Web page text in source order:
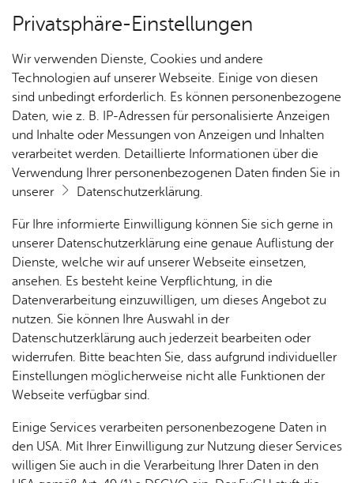
Kartenansicht
Cookie-Hinweis
Zum Laden dieser Karte wird eine Verbindung zu externen
Servern hergestellt. Diese verwenden Cookies und andere
Tracking-Technologien, um die Bedienung zu
personalisieren und zu verbessern. Weitere Informationen
finden Sie in unsererDatenschutzerklärung
Cookies akzeptieren und Karte laden
Privatsphäre-Einstellungen
Wir verwenden Dienste, Cookies und andere
Technologien auf unserer Webseite. Einige von diesen
sind unbedingt erforderlich. Es können personenbezogene
Daten, wie z. B. IP-Adressen für personalisierte Anzeigen
und Inhalte oder Messungen von Anzeigen und Inhalten
verarbeitet werden. Detaillierte Informationen über die
Verwendung Ihrer personenbezogenen Daten finden Sie in
unserer
Datenschutzerklärung.
Für Ihre informierte Einwilligung können Sie sich gerne in
unserer Datenschutzerklärung eine genaue Auflistung der
Dienste, welche wir auf unserer Webseite einsetzen,
ansehen. Es besteht keine Verpflichtung, in die
Datenverarbeitung einzuwilligen, um dieses Angebot zu
nutzen. Sie können Ihre Auswahl in der
Datenschutzerklärung auch jederzeit bearbeiten oder
widerrufen. Bitte beachten Sie, dass aufgrund individueller
Einstellungen möglicherweise nicht alle Funktionen der
Webseite verfügbar sind.
Einige Services verarbeiten personenbezogene Daten in
den USA. Mit Ihrer Einwilligung zur Nutzung dieser Services
willigen Sie auch in die Verarbeitung Ihrer Daten in den